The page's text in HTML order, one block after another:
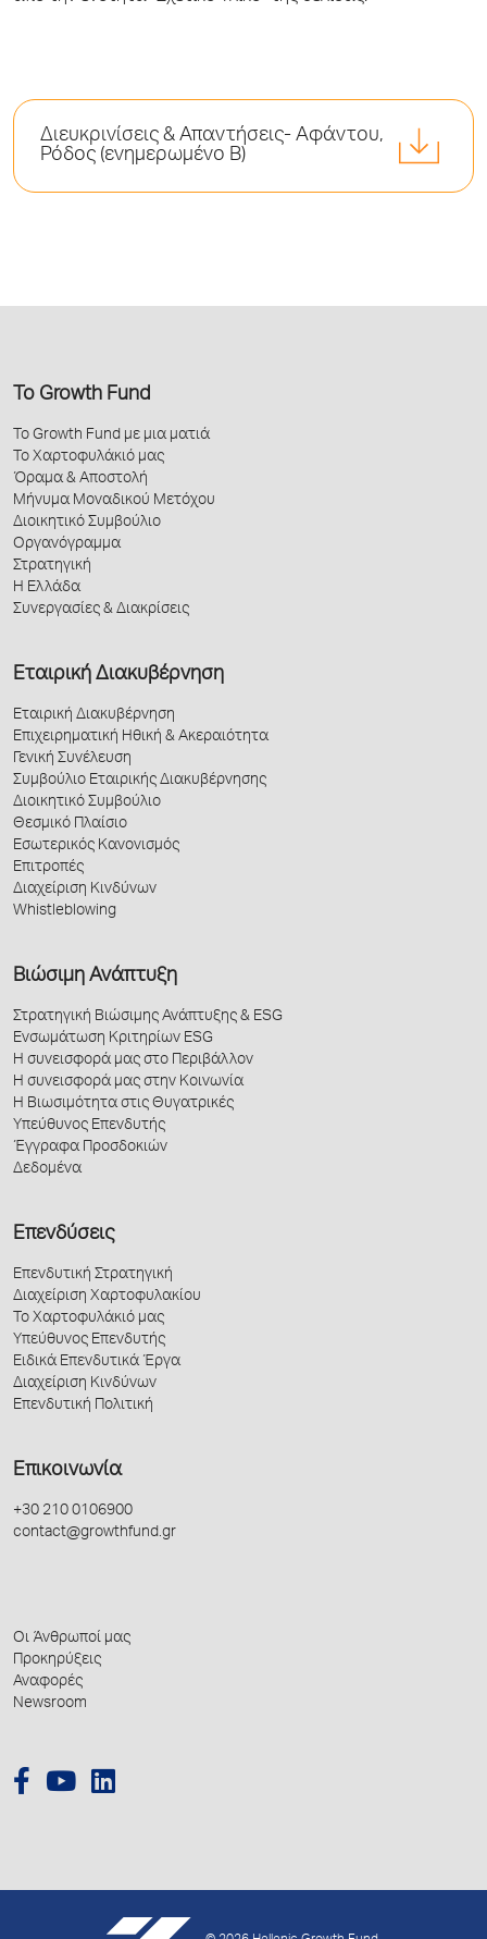
Διευκρινίσεις & Απαντήσεις- Αφάντου,
Ρόδος (ενημερωμένο Β)
Το Growth Fund
Το Growth Fund με μια ματιά
Το Χαρτοφυλάκιό μας
Όραμα & Αποστολή
Μήνυμα Μοναδικού Μετόχου
Διοικητικό Συμβούλιο
Οργανόγραμμα
Στρατηγική
Η Ελλάδα
Συνεργασίες & Διακρίσεις
Εταιρική Διακυβέρνηση
Εταιρική Διακυβέρνηση
Επιχειρηματική Ηθική & Ακεραιότητα
Γενική Συνέλευση
Συμβούλιο Εταιρικής Διακυβέρνησης
Διοικητικό Συμβούλιο
Θεσμικό Πλαίσιο
Εσωτερικός Κανονισμός
Επιτροπές
Διαχείριση Κινδύνων
Whistleblowing
Βιώσιμη Ανάπτυξη
Στρατηγική Βιώσιμης Ανάπτυξης & ESG
Ενσωμάτωση Κριτηρίων ESG
Η συνεισφορά μας στο Περιβάλλον
Η συνεισφορά μας στην Κοινωνία
Η Βιωσιμότητα στις Θυγατρικές
Υπεύθυνος Επενδυτής
Έγγραφα Προσδοκιών
Δεδομένα
Επενδύσεις
Επενδυτική Στρατηγική
Διαχείριση Χαρτοφυλακίου
Το Χαρτοφυλάκιό μας
Υπεύθυνος Επενδυτής
Ειδικά Επενδυτικά Έργα
Διαχείριση Κινδύνων
Επενδυτική Πολιτική
Επικοινωνία
+30 210 0106900
contact@growthfund.gr
Οι Άνθρωποί μας
Προκηρύξεις
Αναφορές
Newsroom